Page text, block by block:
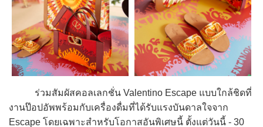
ร่วมสัมผัสคอลเลกชั่น Valentino Escape แบบใกล้ชิดที่
งานป๊อปอัพพร้อมกับเครื่องดื่มที่ได้รับแรงบันดาลใจจาก
Escape โดยเฉพาะสำหรับโอกาสอันพิเศษนี้ ตั้งแต่วันนี้ - 30